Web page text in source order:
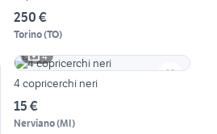
250 €
Torino(TO)
4
4 copricerchi neri
15 €
Nerviano(MI)